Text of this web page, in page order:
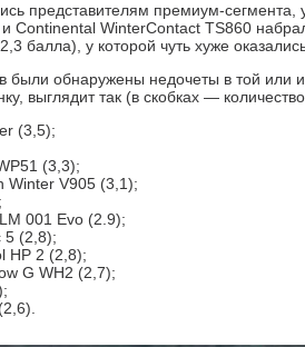
представителям премиум-сегмента,
Continental WinterContact TS860
балла), у которой чуть хуже
были обнаружены недочеты в той
выглядит так (в скобках —
(3,5);
(3,3);
Winter V905 (3,1);
001 Evo (2.9);
5 (2,8);
HP 2 (2,8);
G WH2 (2,7);